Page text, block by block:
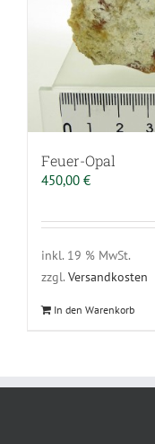
Feuer-Opal
450,00 €
inkl. 19 % MwSt.
zzgl. Versandkosten
In den Warenkorb